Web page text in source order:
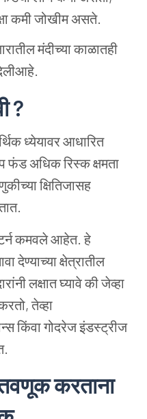
कमी जोखीम असते.
मंदीच्या काळातही
?
ध्येयावर आधारित
फंड अधिक रिस्क क्षमता
क्षितिजासह
कमवले आहेत. हे
देण्याच्या क्षेत्रातील
लक्षात घ्यावे की जेव्हा
तेव्हा
किंवा गोदरेज इंडस्ट्रीज
करताना